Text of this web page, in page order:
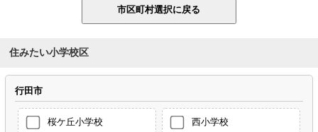
住みたい小学校区
行田市
桜ケ丘小学校 西小学校